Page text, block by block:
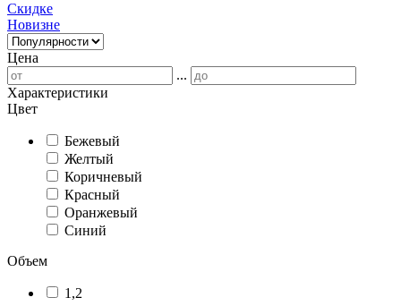
Скидке
Новизне
Цена
...
Характеристики
Цвет
Бежевый
Желтый
Коричневый
Красный
Оранжевый
Синий
Объем
1,2